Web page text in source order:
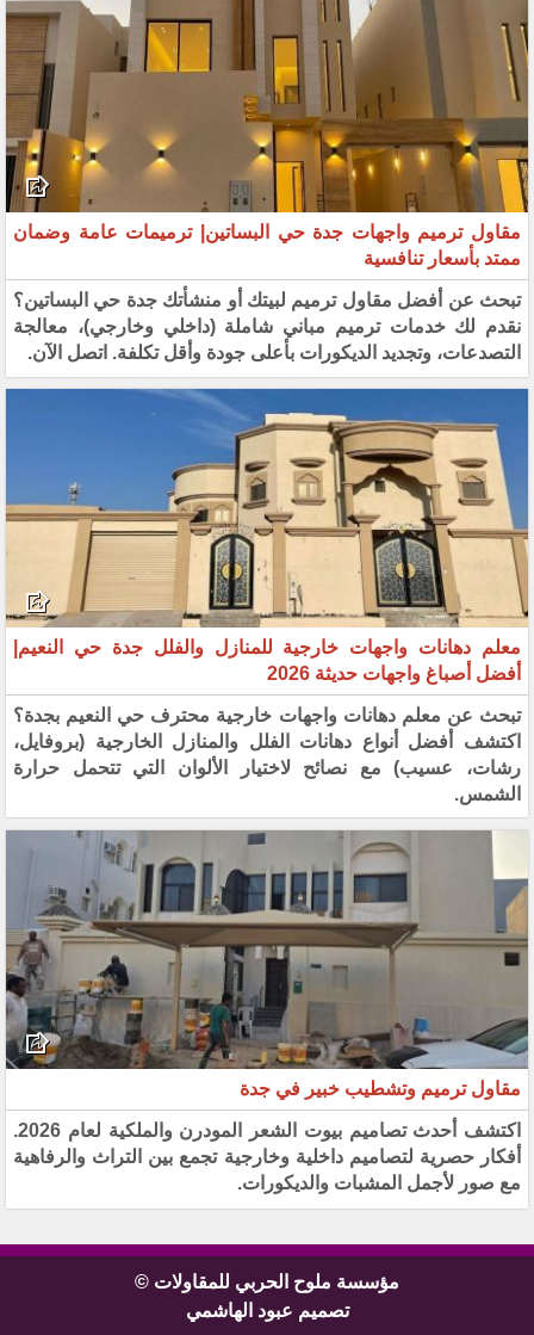
مقاول ترميم واجهات جدة حي البساتين| ترميمات عامة وضمان
ممتد بأسعار تنافسية
تبحث عن أفضل مقاول ترميم لبيتك أو منشأتك جدة حي البساتين؟
نقدم لك خدمات ترميم مباني شاملة (داخلي وخارجي)، معالجة
التصدعات، وتجديد الديكورات بأعلى جودة وأقل تكلفة. اتصل الآن.
معلم دهانات واجهات خارجية للمنازل والفلل جدة حي النعيم|
أفضل أصباغ واجهات حديثة 2026
تبحث عن معلم دهانات واجهات خارجية محترف حي النعيم بجدة؟
اكتشف أفضل أنواع دهانات الفلل والمنازل الخارجية (بروفايل،
رشات، عسيب) مع نصائح لاختيار الألوان التي تتحمل حرارة
الشمس.
مقاول ترميم وتشطيب خبير في جدة
اكتشف أحدث تصاميم بيوت الشعر المودرن والملكية لعام 2026.
أفكار حصرية لتصاميم داخلية وخارجية تجمع بين التراث والرفاهية
مع صور لأجمل المشبات والديكورات.
مؤسسة ملوح الحربي للمقاولات ©
تصميم عبود الهاشمي